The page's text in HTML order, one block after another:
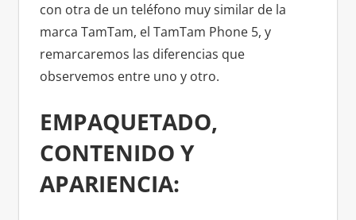
con otra de un teléfono muy similar de la
marca TamTam, el TamTam Phone 5, y
remarcaremos las diferencias que
observemos entre uno y otro.
EMPAQUETADO,
CONTENIDO Y
APARIENCIA: